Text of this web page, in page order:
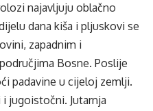
najavljuju oblačno
dana kiša i pljuskovi se
zapadnim i
Bosne. Poslije
padavine u cijeloj zemlji.
jugoistočni. Jutarnja